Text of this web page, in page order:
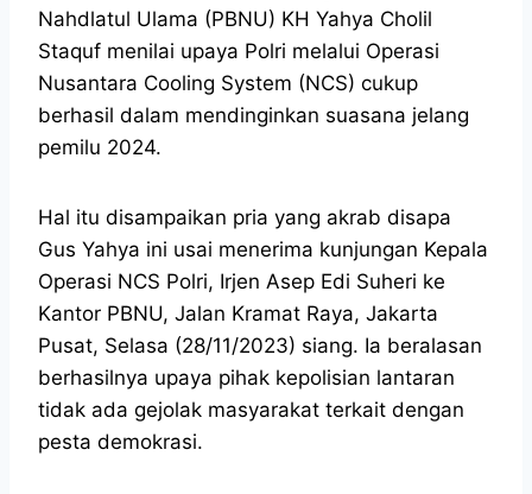
Nahdlatul Ulama (PBNU) KH Yahya Cholil
Staquf menilai upaya Polri melalui Operasi
Nusantara Cooling System (NCS) cukup
berhasil dalam mendinginkan suasana jelang
pemilu 2024.
Hal itu disampaikan pria yang akrab disapa
Gus Yahya ini usai menerima kunjungan Kepala
Operasi NCS Polri, Irjen Asep Edi Suheri ke
Kantor PBNU, Jalan Kramat Raya, Jakarta
Pusat, Selasa (28/11/2023) siang. Ia beralasan
berhasilnya upaya pihak kepolisian lantaran
tidak ada gejolak masyarakat terkait dengan
pesta demokrasi.